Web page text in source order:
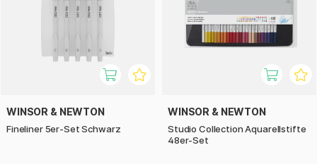
WINSOR & NEWTON
Fineliner 5er-Set Schwarz
WINSOR & NEWTON
Studio Collection Aquarellstifte
48er-Set